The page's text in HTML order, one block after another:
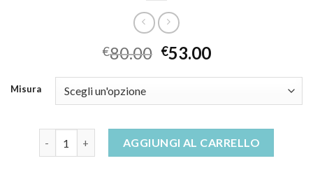
€80.00 €53.00
Misura
AGGIUNGI AL CARRELLO